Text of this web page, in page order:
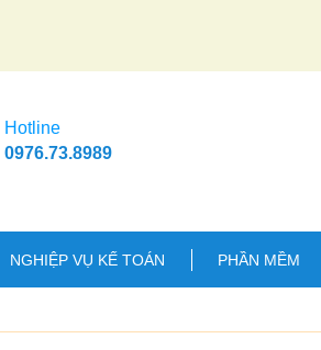
Hotline
0976.73.8989
NGHIỆP VỤ KẾ TOÁN PHẦN MỀM